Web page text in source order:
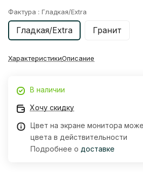
Фактура : Гладкая/Extra
Гладкая/Extra Гранит
ХарактеристикиОписание
В наличии
Хочу скидку
Цвет на экране монитора
цвета в действительности
Подробнее о доставке